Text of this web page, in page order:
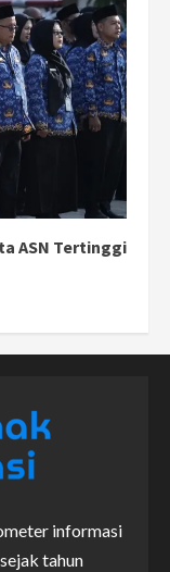
ASN Tertinggi
informasi
tahun